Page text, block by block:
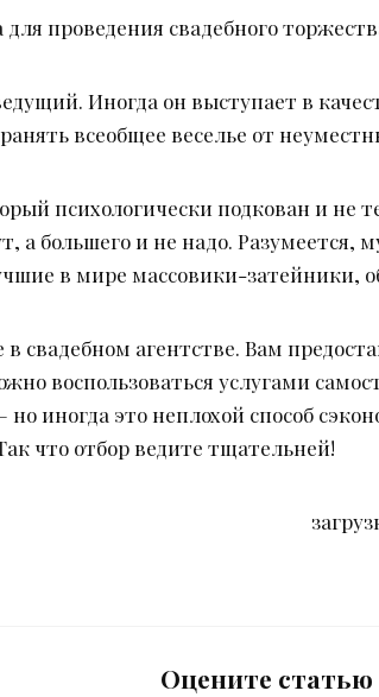
проведения свадебного
Иногда он выступает в
всеобщее веселье от
психологически подкован и
а большего и не надо.
в мире массовики-
свадебном агентстве. Вам
воспользоваться услугами
иногда это неплохой способ
что отбор ведите тщательней!
Оцените статью